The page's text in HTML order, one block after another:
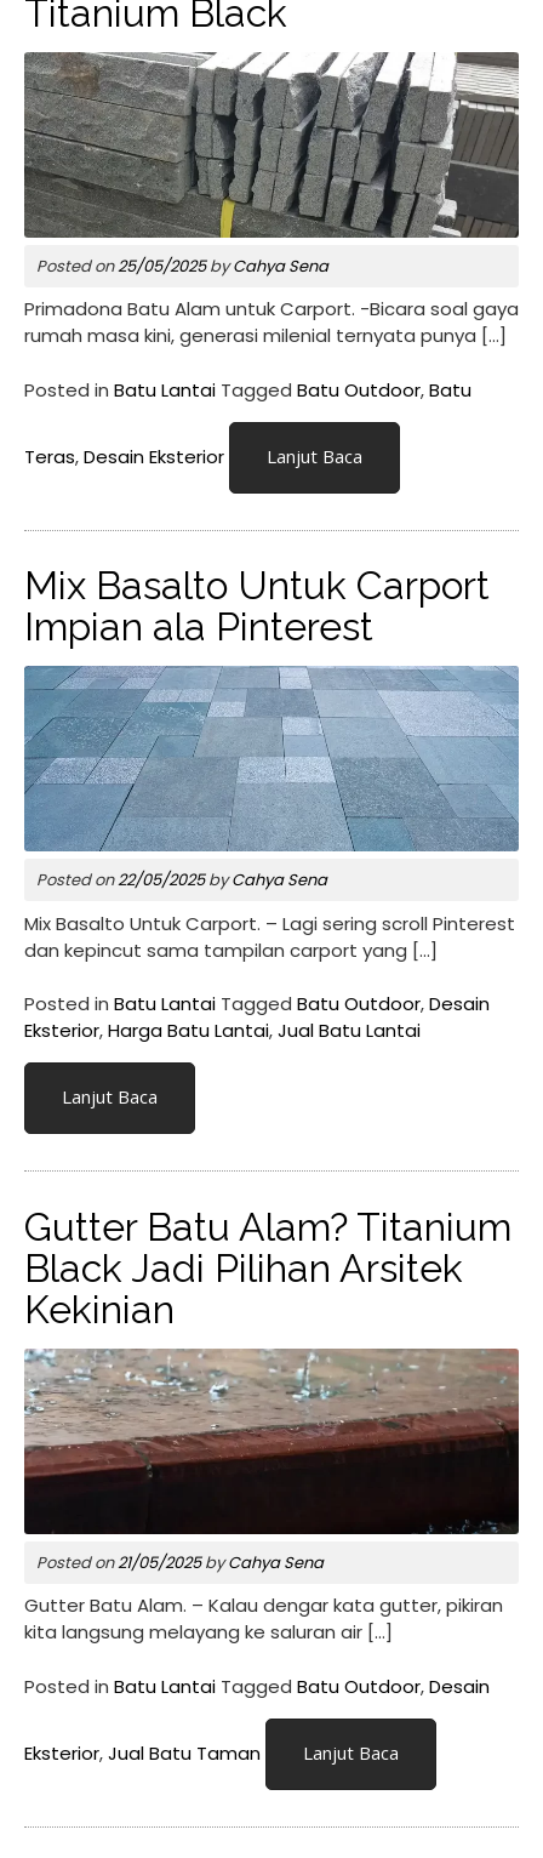
Titanium Black
Posted on25/05/2025byCahya Sena
Primadona Batu Alam untuk Carport. -Bicara soal gaya
rumah masa kini, generasi milenial ternyata punya […]
Posted in Batu Lantai Tagged Batu Outdoor,Batu
Teras,Desain Eksterior Lanjut Baca
Mix Basalto Untuk Carport
Impian ala Pinterest
Posted on22/05/2025byCahya Sena
Mix Basalto Untuk Carport. – Lagi sering scroll Pinterest
dan kepincut sama tampilan carport yang […]
Posted in Batu Lantai Tagged Batu Outdoor,Desain
Eksterior,Harga Batu Lantai,Jual Batu Lantai
Lanjut Baca
Gutter Batu Alam? Titanium
Black Jadi Pilihan Arsitek
Kekinian
Posted on21/05/2025byCahya Sena
Gutter Batu Alam. – Kalau dengar kata gutter, pikiran
kita langsung melayang ke saluran air […]
Posted in Batu Lantai Tagged Batu Outdoor,Desain
Eksterior,Jual Batu Taman Lanjut Baca